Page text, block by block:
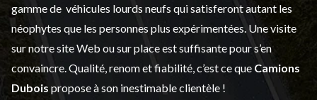
gamme de véhicules lourds neufs qui satisferont autant les
néophytes que les personnes plus expérimentées. Une visite
sur notre site Web ou sur place est suffisante pour s’en
convaincre. Qualité, renom et fiabilité, c’est ce que Camions
Dubois propose à son inestimable clientèle !